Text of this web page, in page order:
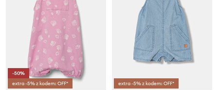
-50%
extra -5% z kodem: OFF*
extra -5% z kodem: OFF*